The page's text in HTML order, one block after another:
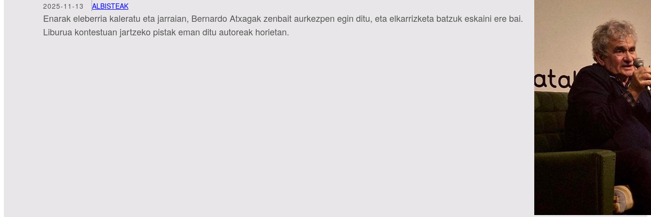
2025-11-13 ALBISTEAK
Enarak eleberria kaleratu eta jarraian, Bernardo Atxagak zenbait aurkezpen egin ditu, eta elkarrizketa batzuk eskaini ere bai.
Liburua kontestuan jartzeko pistak eman ditu autoreak horietan.